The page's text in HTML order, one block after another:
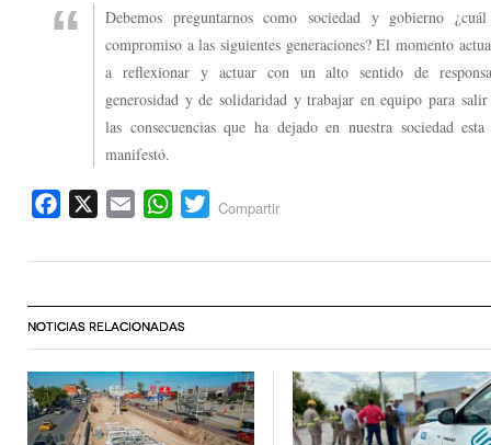
Debemos preguntarnos como sociedad y gobierno
compromiso a las siguientes generaciones? El momento
a reflexionar y actuar con un alto sentido de
generosidad y de solidaridad y trabajar en equipo para salir
las consecuencias que ha dejado en nuestra sociedad esta
manifestó.
Facebook Email WhatsApp
Twitter
Compartir
NOTICIAS RELACIONADAS